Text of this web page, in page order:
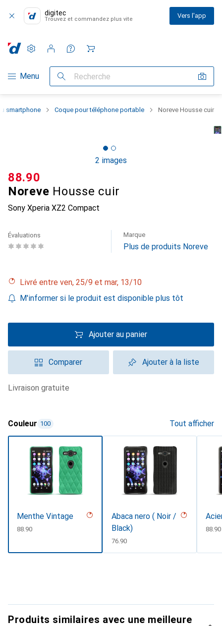
digitec
Trouvez et commandez plus vite Vers l'app
Navigation par catégorie
Menu Recherche
Paramètres
Compte client
Listes de comparaison
Listes d'envies
Panier
smartphone Coque pour téléphone portable Noreve Housse cuir
2 images
Noreve Housse cuir
Sony Xperia XZ2 Compact
CHF
88.90
Évaluations Marque
Plus de produits Noreve
Livré entre ven, 25/9 et mar, 13/10
M'informer si le produit est disponible plus tôt
Ajouter au panier
Comparer Ajouter à la liste
livraison gratuite
Couleur 100 Tout afficher
Menthe Vintage
CHF
88.90
Abaca nero ( Noir /
Black)
CHF
76.90
CHF
88.90
Produits similaires avec une meilleure